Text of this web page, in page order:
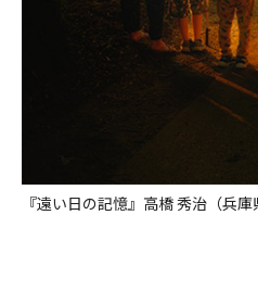
『遠い日の記憶』高橋 秀治（兵庫